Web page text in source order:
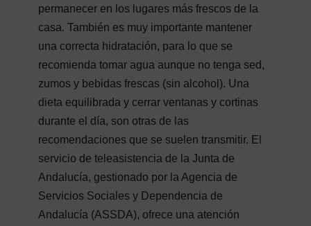
permanecer en los lugares más frescos de la
casa. También es muy importante mantener
una correcta hidratación, para lo que se
recomienda tomar agua aunque no tenga sed,
zumos y bebidas frescas (sin alcohol). Una
dieta equilibrada y cerrar ventanas y cortinas
durante el día, son otras de las
recomendaciones que se suelen transmitir. El
servicio de teleasistencia de la Junta de
Andalucía, gestionado por la Agencia de
Servicios Sociales y Dependencia de
Andalucía (ASSDA), ofrece una atención